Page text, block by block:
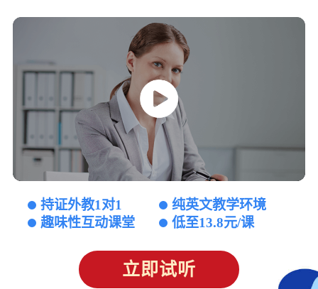
持证外教1对1
纯英文教学环境
趣味性互动课堂
低至13.8元/课
立即试听